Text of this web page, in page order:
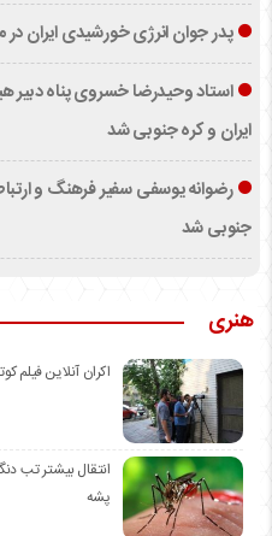
پدر جوان انرژی خورشیدی ایران
استاد وحیدرضا خسروی پناه
ایران و کره جنوبی شد
رضوانه یوسفی سفیر فرهنگ و
جنوبی شد
هنری
اکران آنلاین فیلم
انتقال بیشتر تب
پشه